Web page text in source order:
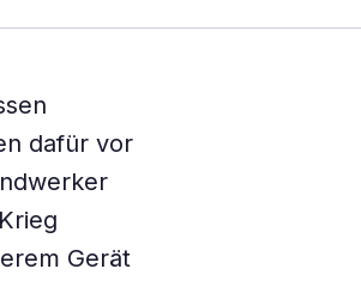
dafür vor
Gerät